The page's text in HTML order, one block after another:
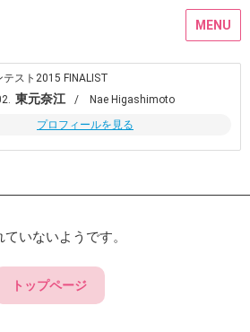
MENU
テスト2015 FINALIST
東元奈江
/ Nae Higashimoto
プロフィールを見る
いないようです。
トップページ